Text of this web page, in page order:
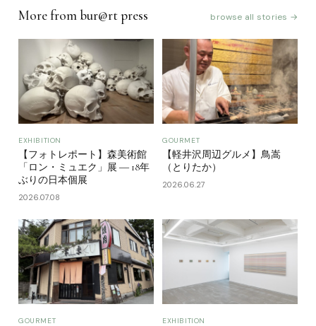
More from bur@rt press browse all stories →
EXHIBITION
【フォトレポート】森美術館
「ロン・ミュエク」展 ― 18年
ぶりの日本個展
2026.07.08
GOURMET
【軽井沢周辺グルメ】鳥嵩
（とりたか）
2026.06.27
GOURMET EXHIBITION